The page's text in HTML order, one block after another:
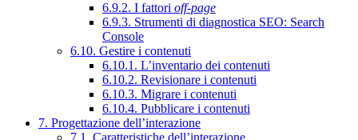
6.9.2. I fattori off-page
6.9.3. Strumenti di diagnostica SEO: Search
Console
6.10. Gestire i contenuti
6.10.1. L’inventario dei contenuti
6.10.2. Revisionare i contenuti
6.10.3. Migrare i contenuti
6.10.4. Pubblicare i contenuti
7. Progettazione dell’interazione
7.1. Caratteristiche dell’interazione